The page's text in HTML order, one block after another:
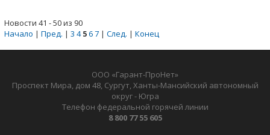
Новости 41 - 50 из 90
Начало | Пред. | 3 4 567| След. | Конец
ООО «Гарант-ПроНет»
Проспект Мира, дом 48, Сургут, Ханты-Мансийский автономный
округ - Югра
Телефон федеральной горячей линии
8 800 77 55 605